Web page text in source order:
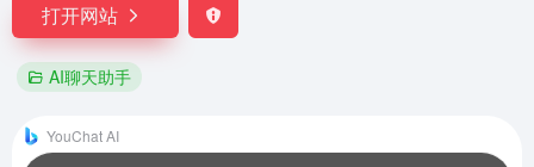
打开网站
AI聊天助手
YouChat AI